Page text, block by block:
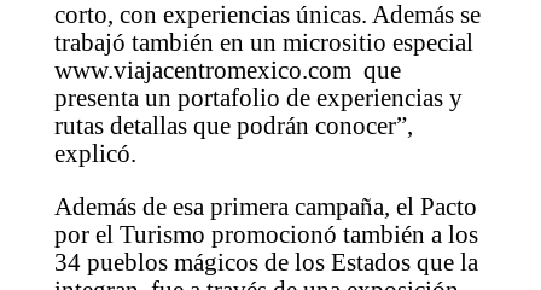
corto, con experiencias únicas. Además se
trabajó también en un micrositio especial
www.viajacentromexico.com que
presenta un portafolio de experiencias y
rutas detallas que podrán conocer”,
explicó.
Además de esa primera campaña, el Pacto
por el Turismo promocionó también a los
34 pueblos mágicos de los Estados que la